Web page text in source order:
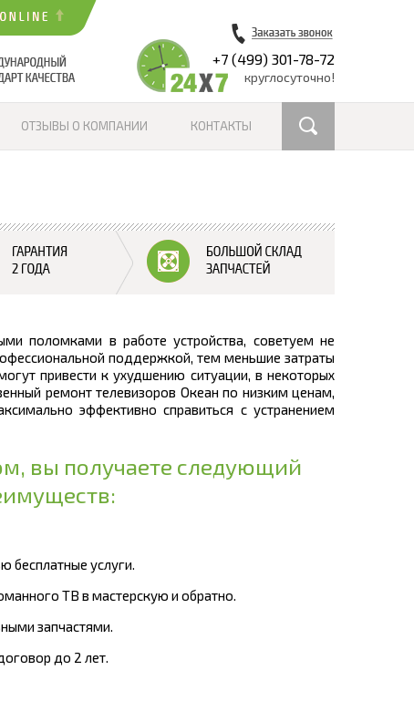
+7 (499) 301-78-72
круглосуточно!
ОТЗЫВЫ О КОМПАНИИ КОНТАКТЫ
поломками в работе устройства, советуем не
поддержкой, тем меньшие затраты
привести к ухудшению ситуации, в некоторых
ремонт телевизоров Океан по низким ценам,
эффективно справиться с устранением
вы получаете следующий
бесплатные услуги.
ТВ в мастерскую и обратно.
запчастями.
до 2 лет.